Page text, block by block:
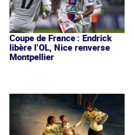
Coupe de France : Endrick
libère l’OL, Nice renverse
Montpellier